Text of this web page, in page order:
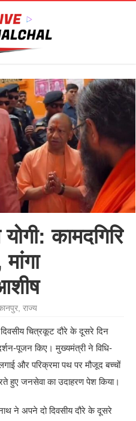
कामदगिरि
,राज्य
चित्रकूट दौरे के दूसरे दिन
पूजन किए। मुख्यमंत्री ने विधि-
और परिक्रमा पथ पर मौजूद बच्चों
हुए जनसेवा का उदाहरण पेश किया।
ने अपने दो दिवसीय दौरे के दूसरे